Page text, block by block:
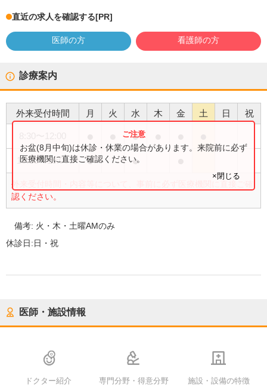
直近の求人を確認する[PR]
医師の方 看護師の方
診療案内
外来受付時間 月 火 水 木 金 土 日 祝
●
15:00〜19:00 ● ●
外来受付時間・内容等について、事前に必ず医療機関に直接ご確
認ください。
お盆(8月中旬)は休診・休業の場合があります。来院前に必ず
医療機関に直接ご確認ください。
×閉じる
備考: 火・木・土曜AMのみ
休診日:日・祝
医師・施設情報
ドクター紹介 専門分野・得意分野 施設・設備の特徴